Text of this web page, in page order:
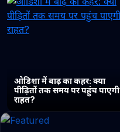
ओडिशा में बाढ़ का कहर: क्या
पीड़ितों तक समय पर पहुंच पाएगी
राहत?